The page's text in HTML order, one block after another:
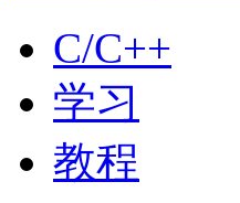
C/C++
学习
教程